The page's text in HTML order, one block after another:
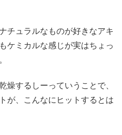
チュラルなものが好きなアキ
ケミカルな感じが実はちょっ
燥するしーっていうことで、
が、こんなにヒットするとは